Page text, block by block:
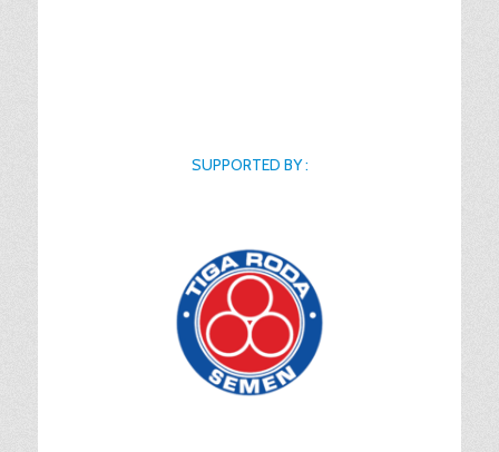
SUPPORTED BY :